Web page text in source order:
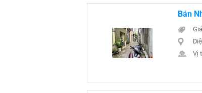
Bán
Vị